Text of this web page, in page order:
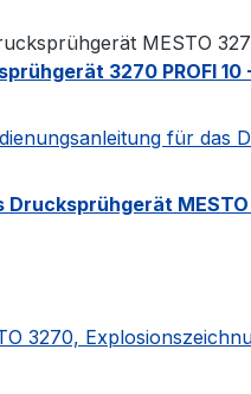
MESTO
3270 PROFI 10
für das
3270,